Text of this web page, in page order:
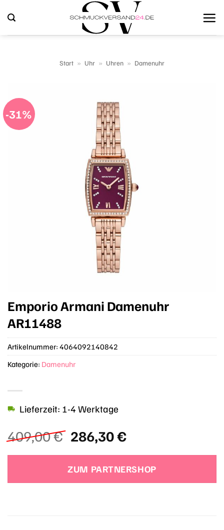
Inhalt
springen
Start » Uhr » Uhren » Damenuhr
-31%
Emporio Armani Damenuhr
AR11488
409,00€ Ursprünglicher
Preis
war:
409,00 €
286,30€Aktueller
ist:
286,30 €.
Lieferzeit: 1-4 Werktage
ZUM PARTNERSHOP
Artikelnummer: 4064092140842
Kategorie: Damenuhr